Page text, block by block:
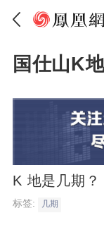
国仕山K
K 地是几期？
标签: 几期